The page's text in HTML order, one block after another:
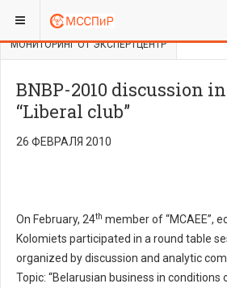
ВЫ ЗДЕСЬ: ЮРИДИЧЕСКИЙ ОТДЕЛ
МОНИТОРИНГ ОТ ЭКСПЕРТЦЕНТР
BNBP-2010 discussion
“Liberal club”
26 ФЕВРАЛЯ 2010
On February, 24th member of “MCAEE”,
Kolomiets participated in a round table
organized by discussion and analytic
Topic: “Belarusian business in conditions